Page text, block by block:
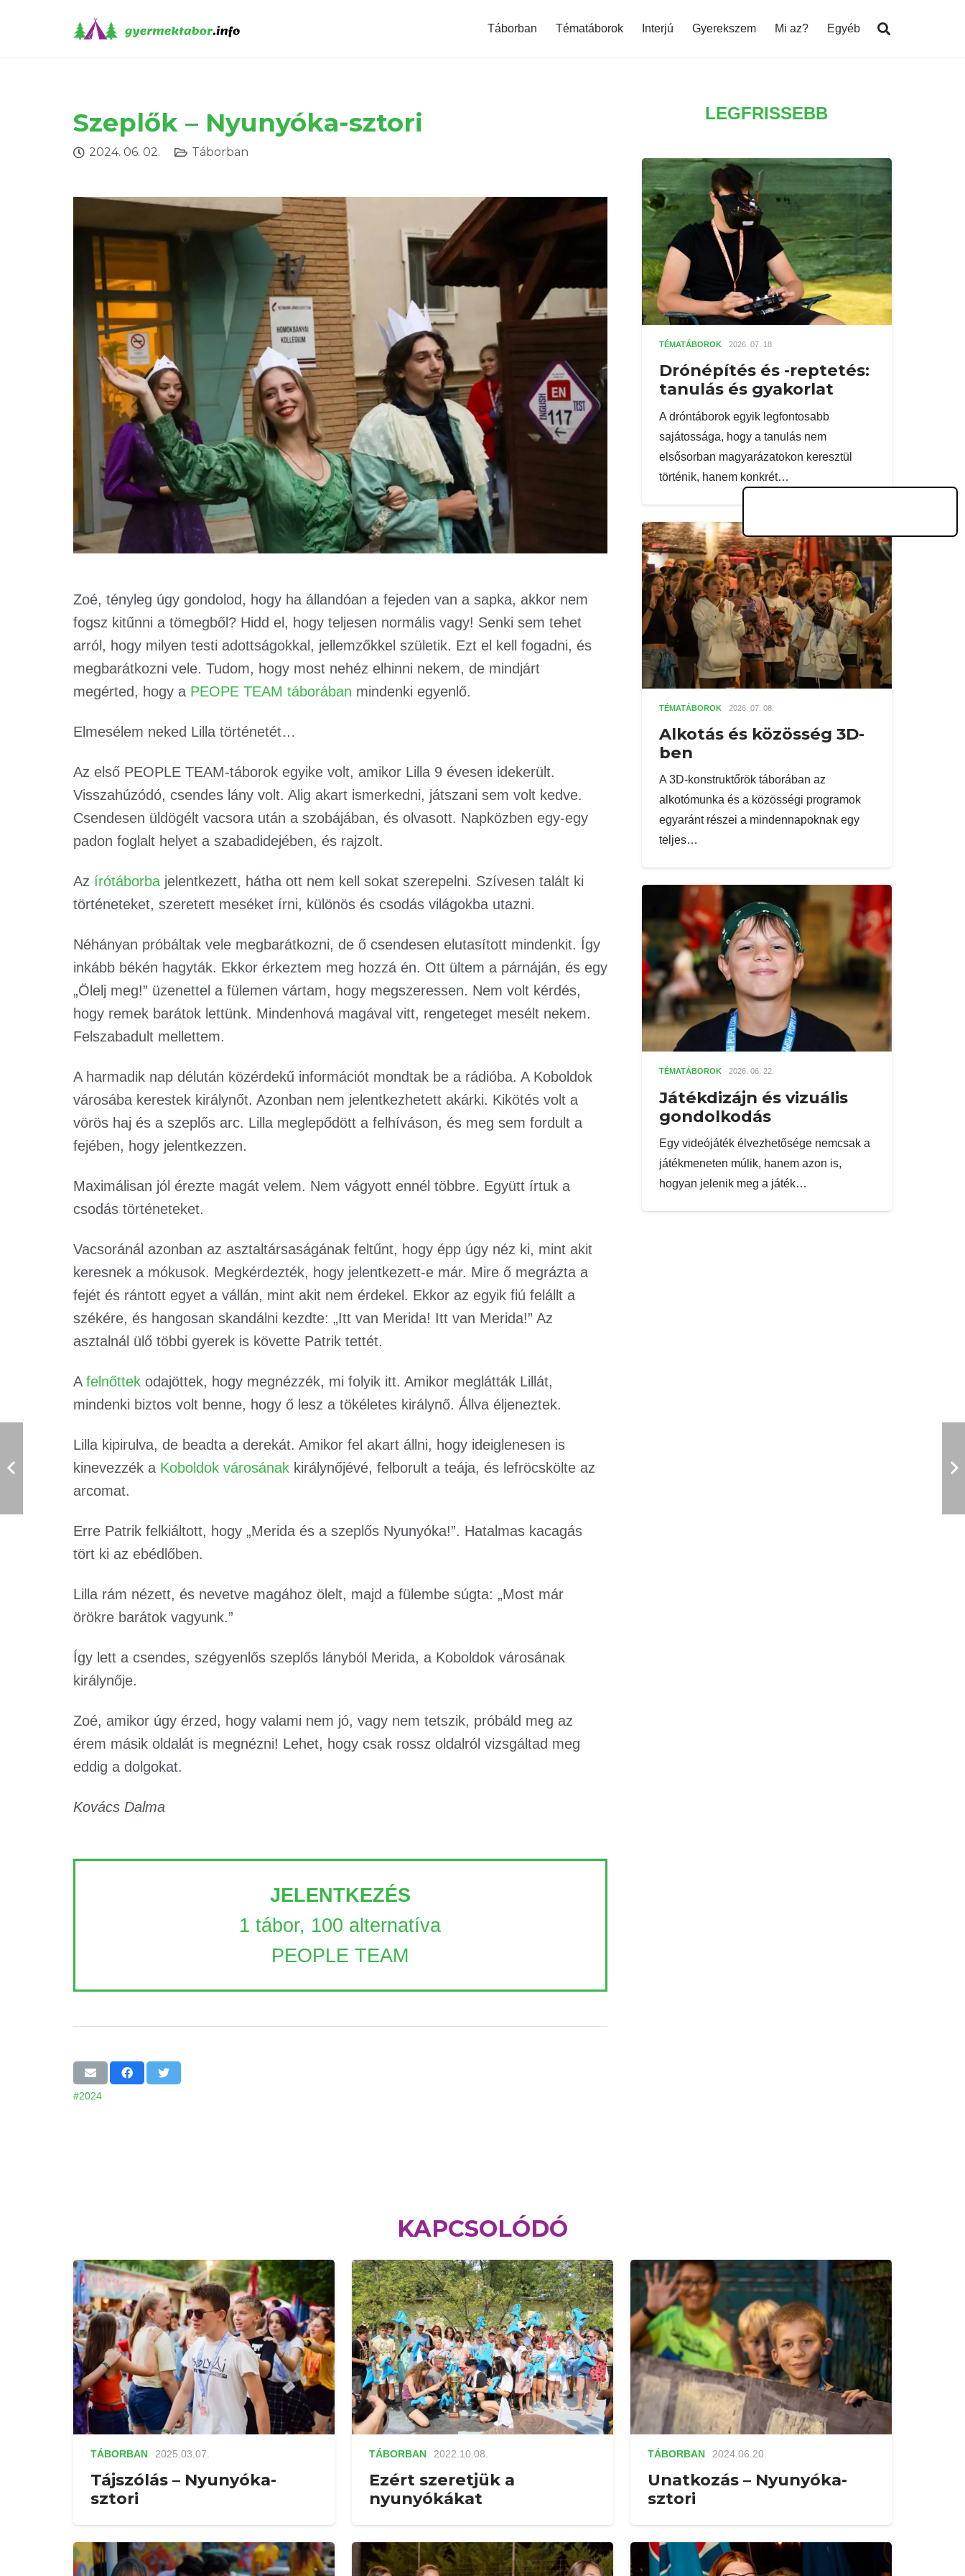
Táborban Tématáborok Interjú Gyerekszem Mi az? Egyéb
Szeplők – Nyunyóka-sztori
2024. 06. 02. Táborban
Zoé, tényleg úgy gondolod, hogy ha állandóan a fejeden van a sapka, akkor nem
fogsz kitűnni a tömegből? Hidd el, hogy teljesen normális vagy! Senki sem tehet
arról, hogy milyen testi adottságokkal, jellemzőkkel születik. Ezt el kell fogadni, és
megbarátkozni vele. Tudom, hogy most nehéz elhinni nekem, de mindjárt
megérted, hogy a PEOPE TEAM táborában mindenki egyenlő.
Elmesélem neked Lilla történetét…
Az első PEOPLE TEAM-táborok egyike volt, amikor Lilla 9 évesen idekerült.
Visszahúzódó, csendes lány volt. Alig akart ismerkedni, játszani sem volt kedve.
Csendesen üldögélt vacsora után a szobájában, és olvasott. Napközben egy-egy
padon foglalt helyet a szabadidejében, és rajzolt.
Az írótáborba jelentkezett, hátha ott nem kell sokat szerepelni. Szívesen talált ki
történeteket, szeretett meséket írni, különös és csodás világokba utazni.
Néhányan próbáltak vele megbarátkozni, de ő csendesen elutasított mindenkit. Így
inkább békén hagyták. Ekkor érkeztem meg hozzá én. Ott ültem a párnáján, és egy
„Ölelj meg!” üzenettel a fülemen vártam, hogy megszeressen. Nem volt kérdés,
hogy remek barátok lettünk. Mindenhová magával vitt, rengeteget mesélt nekem.
Felszabadult mellettem.
A harmadik nap délután közérdekű információt mondtak be a rádióba. A Koboldok
városába kerestek királynőt. Azonban nem jelentkezhetett akárki. Kikötés volt a
vörös haj és a szeplős arc. Lilla meglepődött a felhíváson, és meg sem fordult a
fejében, hogy jelentkezzen.
Maximálisan jól érezte magát velem. Nem vágyott ennél többre. Együtt írtuk a
csodás történeteket.
Vacsoránál azonban az asztaltársaságának feltűnt, hogy épp úgy néz ki, mint akit
keresnek a mókusok. Megkérdezték, hogy jelentkezett-e már. Mire ő megrázta a
fejét és rántott egyet a vállán, mint akit nem érdekel. Ekkor az egyik fiú felállt a
székére, és hangosan skandálni kezdte: „Itt van Merida! Itt van Merida!” Az
asztalnál ülő többi gyerek is követte Patrik tettét.
A felnőttek odajöttek, hogy megnézzék, mi folyik itt. Amikor meglátták Lillát,
mindenki biztos volt benne, hogy ő lesz a tökéletes királynő. Állva éljeneztek.
Lilla kipirulva, de beadta a derekát. Amikor fel akart állni, hogy ideiglenesen is
kinevezzék a Koboldok városának királynőjévé, felborult a teája, és lefröcskölte az
arcomat.
Erre Patrik felkiáltott, hogy „Merida és a szeplős Nyunyóka!”. Hatalmas kacagás
tört ki az ebédlőben.
Lilla rám nézett, és nevetve magához ölelt, majd a fülembe súgta: „Most már
örökre barátok vagyunk.”
Így lett a csendes, szégyenlős szeplős lányból Merida, a Koboldok városának
királynője.
Zoé, amikor úgy érzed, hogy valami nem jó, vagy nem tetszik, próbáld meg az
érem másik oldalát is megnézni! Lehet, hogy csak rossz oldalról vizsgáltad meg
eddig a dolgokat.
Kovács Dalma
JELENTKEZÉS
1 tábor, 100 alternatíva
PEOPLE TEAM
#2024
LEGFRISSEBB
TÉMATÁBOROK 2026. 07. 18.
Drónépítés és -reptetés:
tanulás és gyakorlat
A dróntáborok egyik legfontosabb
sajátossága, hogy a tanulás nem
elsősorban magyarázatokon keresztül
történik, hanem konkrét…
TÉMATÁBOROK 2026. 07. 08.
Alkotás és közösség 3D-
ben
A 3D-konstruktőrök táborában az
alkotómunka és a közösségi programok
egyaránt részei a mindennapoknak egy
teljes…
TÉMATÁBOROK 2026. 06. 22.
Játékdizájn és vizuális
gondolkodás
Egy videójáték élvezhetősége nemcsak a
játékmeneten múlik, hanem azon is,
hogyan jelenik meg a játék…
KAPCSOLÓDÓ
TÁBORBAN 2025.03.07.
Tájszólás – Nyunyóka-
sztori
TÁBORBAN 2022.10.08.
Ezért szeretjük a
nyunyókákat
TÁBORBAN 2024.06.20.
Unatkozás – Nyunyóka-
sztori